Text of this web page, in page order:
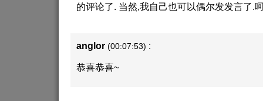
的评论了. 当然,我自己也可以偶尔发发言了.
anglor (00:07:53) :
恭喜恭喜~